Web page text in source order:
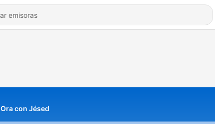
Ora con Jésed